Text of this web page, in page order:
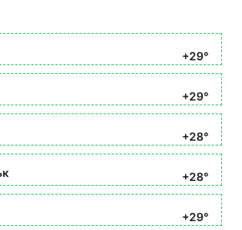
+29°
+29°
+28°
+28°
+29°